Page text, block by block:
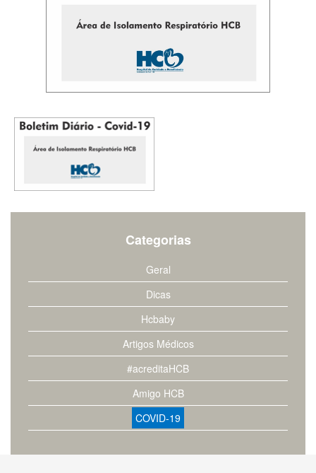
Categorias
Geral
Dicas
Hcbaby
Artigos Médicos
#acreditaHCB
Amigo HCB
COVID-19